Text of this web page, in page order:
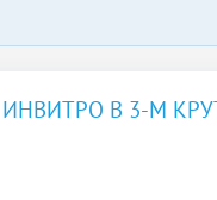
ИНВИТРО В 3-М